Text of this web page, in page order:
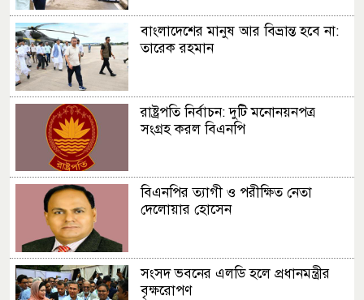
বাংলাদেশের মানুষ আর বিভ্রান্ত হবে না:
তারেক রহমান
রাষ্ট্রপতি নির্বাচন: দুটি মনোনয়নপত্র
সংগ্রহ করল বিএনপি
বিএনপির ত্যাগী ও পরীক্ষিত নেতা
দেলোয়ার হোসেন
সংসদ ভবনের এলডি হলে প্রধানমন্ত্রীর
বৃক্ষরোপণ